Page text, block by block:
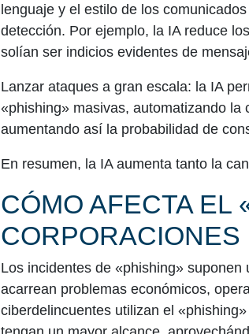
lenguaje y el estilo de los
detección. Por ejemplo, la IA reduce
solían ser indicios evidentes de
Lanzar ataques a gran escala: la IA
«phishing» masivas, automatizando
aumentando así la probabilidad de
En resumen, la IA aumenta tanto la
CÓMO AFECTA EL
CORPORACIONES
Los incidentes de «phishing»
acarrean problemas económicos,
ciberdelincuentes utilizan el